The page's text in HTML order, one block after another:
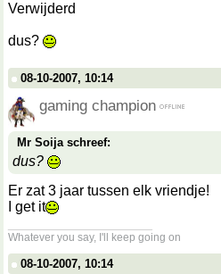
Verwijderd
dus?
08-10-2007, 10:14
gaming champion
Mr Soija schreef:
dus?
Er zat 3 jaar tussen elk vriendje!
I get it
Whatever you say, I'll keep going on
08-10-2007, 10:14